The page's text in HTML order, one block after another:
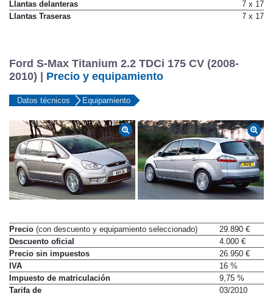
Llantas delanteras
7 x 17
Llantas Traseras
7 x 17
Ford S-Max Titanium 2.2 TDCi 175 CV (2008-
2010) | Precio y equipamiento
Datos técnicos Equipamiento
Precio (con descuento y equipamiento seleccionado)
29.890 €
Descuento oficial
4.000 €
Precio sin impuestos
26.950 €
IVA
16 %
Impuesto de matriculación
9,75 %
Tarifa de
03/2010